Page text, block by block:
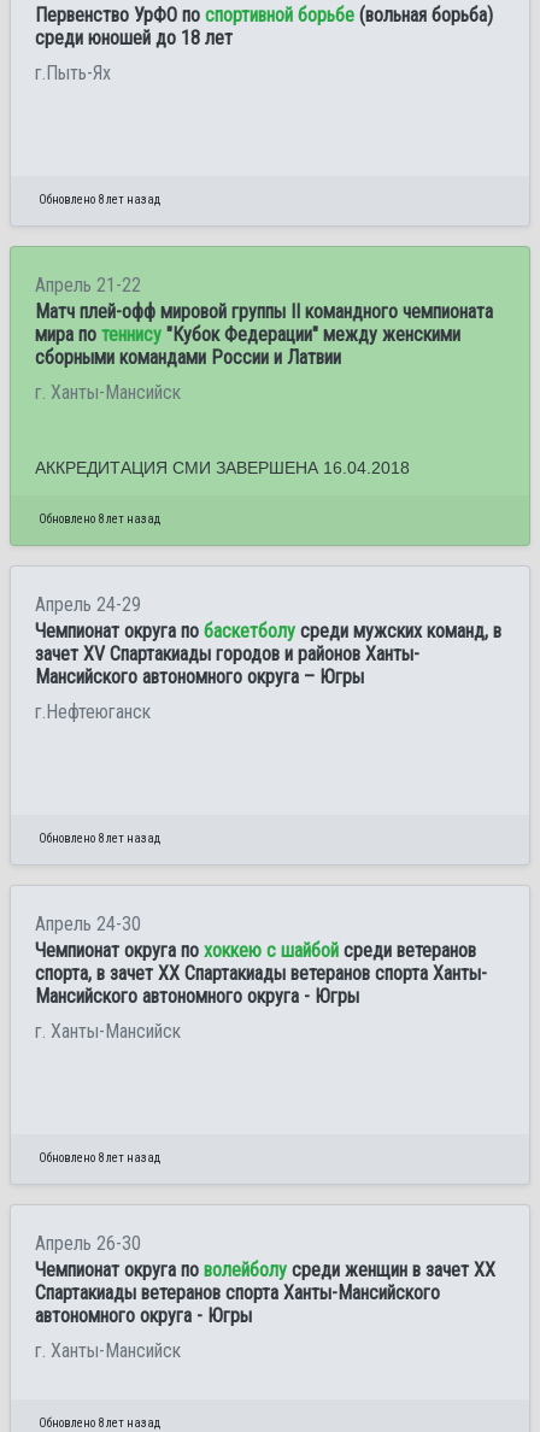
Первенство УрФО по спортивной борьбе (вольная борьба)
среди юношей до 18 лет
г.Пыть-Ях
Обновлено 8 лет назад
Апрель 21-22
Матч плей-офф мировой группы II командного чемпионата
мира по теннису "Кубок Федерации" между женскими
сборными командами России и Латвии
г. Ханты-Мансийск
АККРЕДИТАЦИЯ СМИ ЗАВЕРШЕНА 16.04.2018
Обновлено 8 лет назад
Апрель 24-29
Чемпионат округа по баскетболу среди мужских команд, в
зачет XV Спартакиады городов и районов Ханты-
Мансийского автономного округа – Югры
г.Нефтеюганск
Обновлено 8 лет назад
Апрель 24-30
Чемпионат округа по хоккею с шайбой среди ветеранов
спорта, в зачет XX Спартакиады ветеранов спорта Ханты-
Мансийского автономного округа - Югры
г. Ханты-Мансийск
Обновлено 8 лет назад
Апрель 26-30
Чемпионат округа по волейболу среди женщин в зачет XХ
Спартакиады ветеранов спорта Ханты-Мансийского
автономного округа - Югры
г. Ханты-Мансийск
Обновлено 8 лет назад